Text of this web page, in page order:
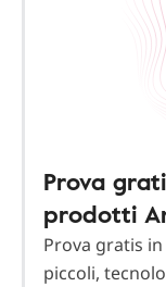
Prova
prodotti
Prova gratis
piccoli,